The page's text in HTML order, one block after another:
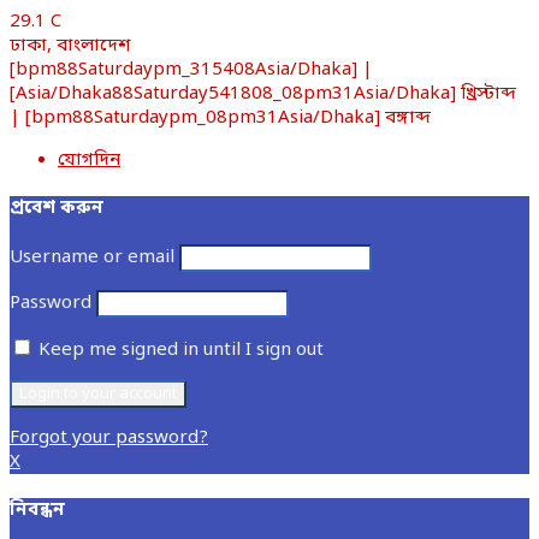
29.1 C
ঢাকা, বাংলাদেশ
[bpm88Saturdaypm_315408Asia/Dhaka] |
[Asia/Dhaka88Saturday541808_08pm31Asia/Dhaka] খ্রিস্টাব্দ
| [bpm88Saturdaypm_08pm31Asia/Dhaka] বঙ্গাব্দ
যোগদিন
প্রবেশ করুন
Username or email
Password
Keep me signed in until I sign out
Forgot your password?
X
নিবন্ধন